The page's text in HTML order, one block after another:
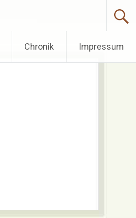
Chronik Impressum